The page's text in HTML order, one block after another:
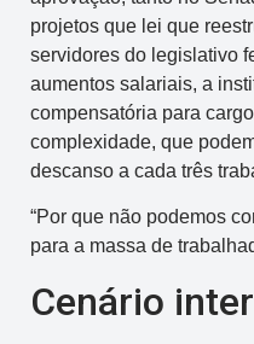
projetos que lei que
servidores do legislativo
aumentos salariais, a
compensatória para
complexidade, que
descanso a cada três
“Por que não podemos
para a massa de
Cenário